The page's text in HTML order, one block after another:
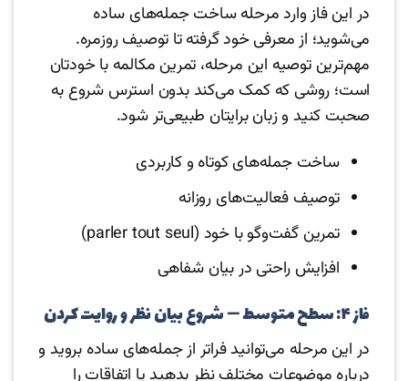
در این فاز وارد مرحله ساخت جمله‌های ساده
می‌شوید؛ از معرفی خود گرفته تا توصیف روزمره.
مهم‌ترین توصیه این مرحله، تمرین مکالمه با خودتان
است؛ روشی که کمک می‌کند بدون استرس شروع به
صحبت کنید و زبان برایتان طبیعی‌تر شود.
ساخت جمله‌های کوتاه و کاربردی
توصیف فعالیت‌های روزانه
تمرین گفت‌وگو با خود (parler tout seul)
افزایش راحتی در بیان شفاهی
فاز ۴: سطح متوسط — شروع بیان نظر و روایت کردن
در این مرحله می‌توانید فراتر از جمله‌های ساده بروید و
درباره موضوعات مختلف نظر بدهید یا اتفاقات را